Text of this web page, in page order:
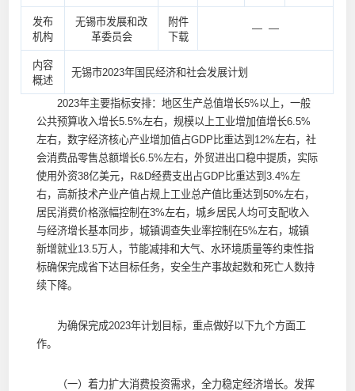
发布
机构
无锡市发展和改
革委员会
附件
下载
— —
内容
概述
无锡市2023年国民经济和社会发展计划
2023年主要指标安排：地区生产总值增长5%以上，一般
公共预算收入增长5.5%左右，规模以上工业增加值增长6.5%
左右，数字经济核心产业增加值占GDP比重达到12%左右，社
会消费品零售总额增长6.5%左右，外贸进出口稳中提质，实际
使用外资38亿美元，R&D经费支出占GDP比重达到3.4%左
右，高新技术产业产值占规上工业总产值比重达到50%左右，
居民消费价格涨幅控制在3%左右，城乡居民人均可支配收入
与经济增长基本同步，城镇调查失业率控制在5%左右，城镇
新增就业13.5万人，节能减排和大气、水环境质量等约束性指
标确保完成省下达目标任务，安全生产事故起数和死亡人数持
续下降。
为确保完成2023年计划目标，重点做好以下九个方面工
作。
（一）着力扩大消费投资需求，全力稳定经济增长。发挥